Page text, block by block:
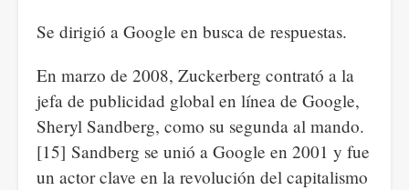
Se dirigió a Google en busca de respuestas.
En marzo de 2008, Zuckerberg contrató a la
jefa de publicidad global en línea de Google,
Sheryl Sandberg, como su segunda al mando.
[15] Sandberg se unió a Google en 2001 y fue
un actor clave en la revolución del capitalismo